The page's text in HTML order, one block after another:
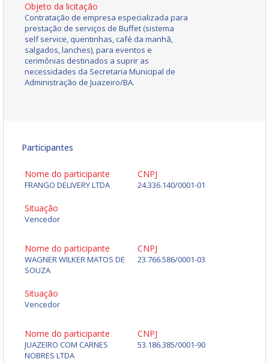
Objeto da licitação
Contratação de empresa especializada para
prestação de serviços de Buffet (sistema
self service, quentinhas, café da manhã,
salgados, lanches), para eventos e
cerimônias destinados a suprir as
necessidades da Secretaria Municipal de
Administração de Juazeiro/BA.
Participantes
Nome do participante
FRANGO DELIVERY LTDA
CNPJ
24.336.140/0001-01
Situação
Vencedor
Nome do participante
WAGNER WILKER MATOS DE
SOUZA
CNPJ
23.766.586/0001-03
Situação
Vencedor
Nome do participante
JUAZEIRO COM CARNES
NOBRES LTDA
CNPJ
53.186.385/0001-90